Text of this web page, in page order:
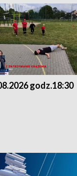
godz.18:30